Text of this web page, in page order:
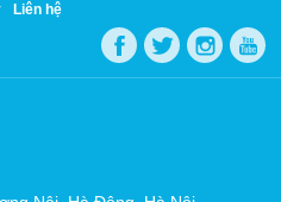
Liên hệ